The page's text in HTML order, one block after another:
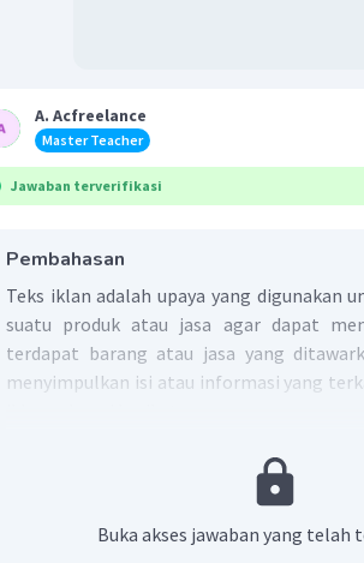
A. Acfreelance
Master Teacher
Jawaban terverifikasi
Pembahasan
Teks iklan adalah upaya yang digunakan
suatu produk atau jasa agar dapat
terdapat barang atau jasa yang
menyimpulkan isi atau informasi yang
Membaca setiap pernyataan-
Mengenali jenis dan tujuan iklan.
Buka akses jawaban yang telah